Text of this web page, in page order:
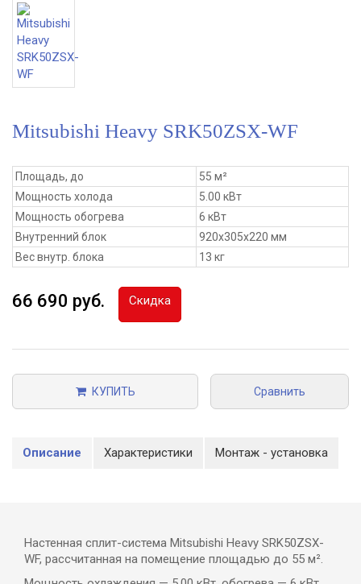
Mitsubishi Heavy SRK50ZSX-WF
Площадь, до
55 м²
Мощность холода
5.00 кВт
Мощность обогрева
6 кВт
Внутренний блок
920x305x220 мм
Вес внутр. блока
13 кг
66 690 руб. Скидка
КУПИТЬ Сравнить
Описание Характеристики Монтаж - установка
Настенная сплит-система Mitsubishi Heavy SRK50ZSX-
WF, рассчитанная на помещение площадью до 55 м².